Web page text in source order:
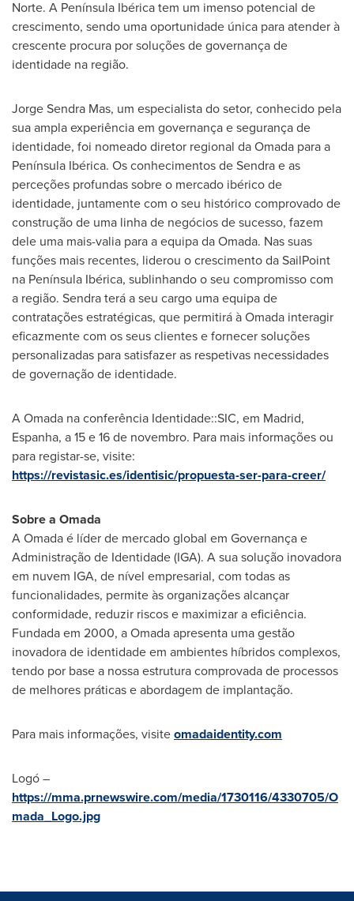
Norte. A Península Ibérica tem um imenso potencial de
crescimento, sendo uma oportunidade única para atender à
crescente procura por soluções de governança de
identidade na região.
Jorge Sendra Mas, um especialista do setor, conhecido pela
sua ampla experiência em governança e segurança de
identidade, foi nomeado diretor regional da Omada para a
Península Ibérica. Os conhecimentos de Sendra e as
perceções profundas sobre o mercado ibérico de
identidade, juntamente com o seu histórico comprovado de
construção de uma linha de negócios de sucesso, fazem
dele uma mais-valia para a equipa da Omada. Nas suas
funções mais recentes, liderou o crescimento da SailPoint
na Península Ibérica, sublinhando o seu compromisso com
a região. Sendra terá a seu cargo uma equipa de
contratações estratégicas, que permitirá à Omada interagir
eficazmente com os seus clientes e fornecer soluções
personalizadas para satisfazer as respetivas necessidades
de governação de identidade.
A Omada na conferência Identidade::SIC, em Madrid,
Espanha, a 15 e 16 de novembro. Para mais informações ou
para registar-se, visite:
https://revistasic.es/identisic/propuesta-ser-para-creer/
Sobre a Omada
A Omada é líder de mercado global em Governança e
Administração de Identidade (IGA). A sua solução inovadora
em nuvem IGA, de nível empresarial, com todas as
funcionalidades, permite às organizações alcançar
conformidade, reduzir riscos e maximizar a eficiência.
Fundada em 2000, a Omada apresenta uma gestão
inovadora de identidade em ambientes híbridos complexos,
tendo por base a nossa estrutura comprovada de processos
de melhores práticas e abordagem de implantação.
Para mais informações, visiteomadaidentity.com
Logó –
https://mma.prnewswire.com/media/1730116/4330705/O
mada_Logo.jpg